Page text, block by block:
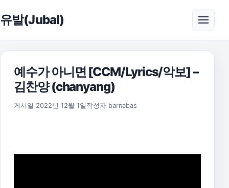
유발(Jubal) 메뉴
예수가 아니면 [CCM/Lyrics/악보] –
김찬양 (chanyang)
게시일 2022년 12월 1일 2025년 11월 17일
작성자 barnabas